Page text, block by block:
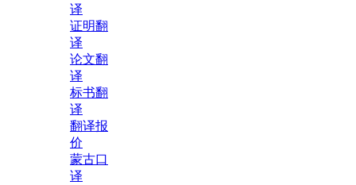
译
证明翻
译
论文翻
译
标书翻
译
翻译报
价
蒙古口
译